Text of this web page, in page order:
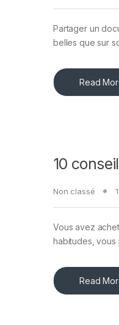
Partager un
belles que sur
Read
10
Non classé
Vous avez
habitudes,
Read